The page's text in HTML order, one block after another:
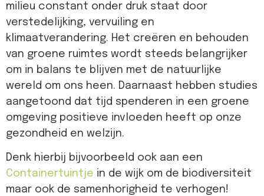
milieu constant onder druk staat door
verstedelijking, vervuiling en
klimaatverandering. Het creëren en behouden
van groene ruimtes wordt steeds belangrijker
om in balans te blijven met de natuurlijke
wereld om ons heen. Daarnaast hebben studies
aangetoond dat tijd spenderen in een groene
omgeving positieve invloeden heeft op onze
gezondheid en welzijn.
Denk hierbij bijvoorbeeld ook aan een
Containertuintje in de wijk om de biodiversiteit
maar ook de samenhorigheid te verhogen!